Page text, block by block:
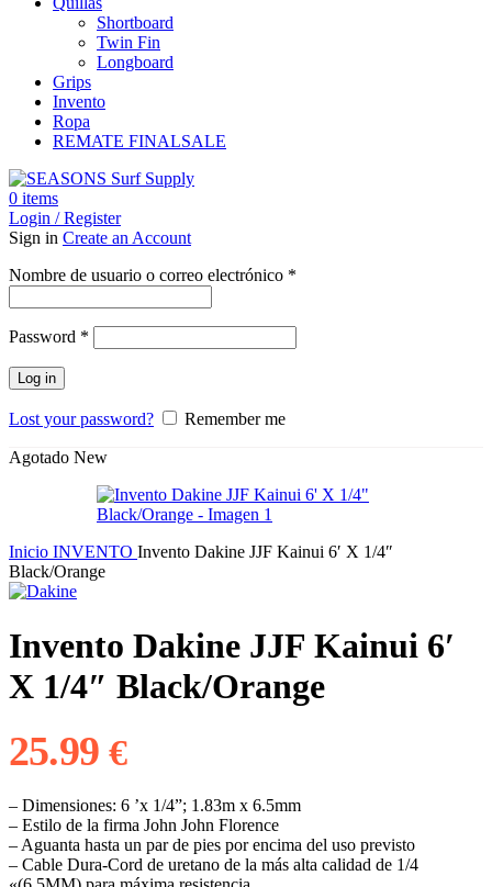
Shortboard
Twin Fin
Longboard
Grips
Invento
Ropa
REMATE FINALSALE
0 items
Login / Register
Sign in Create an Account
Nombre de usuario o correo electrónico *
Password *
Log in
Lost your password? Remember me
Agotado New
Inicio INVENTO Invento Dakine JJF Kainui 6′ X 1/4″
Black/Orange
Invento Dakine JJF Kainui 6′
X 1/4″ Black/Orange
25.99€
– Dimensiones: 6 ’x 1/4”; 1.83m x 6.5mm
– Estilo de la firma John John Florence
– Aguanta hasta un par de pies por encima del uso previsto
– Cable Dura-Cord de uretano de la más alta calidad de 1/4